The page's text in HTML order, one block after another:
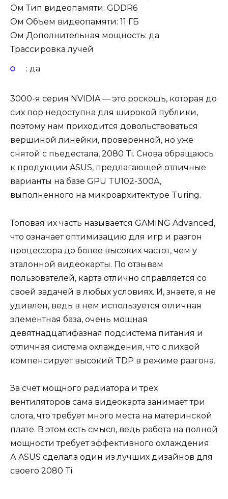
Ом Тип видеопамяти: GDDR6
Ом Объем видеопамяти: 11 ГБ
Ом Дополнительная мощность: да
Трассировка лучей
: да
3000-я серия NVIDIA — это роскошь, которая до
сих пор недоступна для широкой публики,
поэтому нам приходится довольствоваться
вершиной линейки, проверенной, но уже
снятой с пьедестала, 2080 Ti. Снова обращаюсь
к продукции ASUS, предлагающей отличные
варианты на базе GPU TU102-300A,
выполненного на микроархитектуре Turing.
Топовая их часть называется GAMING Advanced,
что означает оптимизацию для игр и разгон
процессора до более высоких частот, чем у
эталонной видеокарты. По отзывам
пользователей, карта отлично справляется со
своей задачей в любых условиях. И, знаете, я не
удивлен, ведь в нем используется отличная
элементная база, очень мощная
девятнадцатифазная подсистема питания и
отличная система охлаждения, что с лихвой
компенсирует высокий TDP в режиме разгона.
За счет мощного радиатора и трех
вентиляторов сама видеокарта занимает три
слота, что требует много места на материнской
плате. В этом есть смысл, ведь работа на полной
мощности требует эффективного охлаждения.
А ASUS сделала один из лучших дизайнов для
своего 2080 Ti.